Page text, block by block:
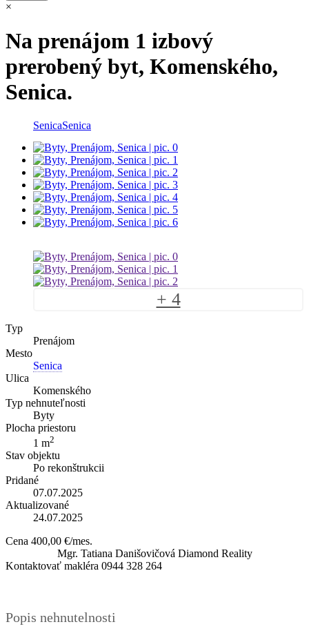
×
Na prenájom 1 izbový
prerobený byt, Komenského,
Senica.
SenicaSenica
+ 4
Typ
Prenájom
Mesto
Senica
Ulica
Komenského
Typ nehnuteľnosti
Byty
Plocha priestoru
1 m2
Stav objektu
Po rekonštrukcii
Pridané
07.07.2025
Aktualizované
24.07.2025
Cena 400,00 €/mes.
Mgr. Tatiana Danišovičová Diamond Reality
Kontaktovať makléra 0944 328 264
Popis nehnutelnosti